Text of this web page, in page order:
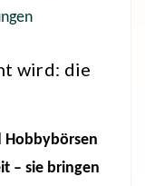
wird: die
Hobbybörsen
– sie bringen